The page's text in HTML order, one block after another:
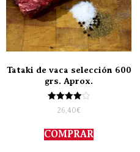
Tataki de vaca selección 600
grs. Aprox.
Valorado
con
de 5
26,40€
COMPRAR